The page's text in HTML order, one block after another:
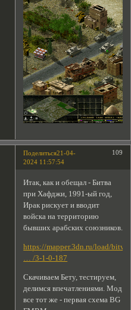
Поделиться 109
21-04-
2024 11:57:54
Итак, как и обещал - Битва
при Хафджи, 1991-ый год,
Ирак рискует и вводит
войска на территорию
бывших арабских союзников.
https://mapper.3dn.ru/load/
… /3-1-0-187
Скачиваем Бету, тестируем,
делимся впечатлениями. Мод
все тот же - первая схема BG